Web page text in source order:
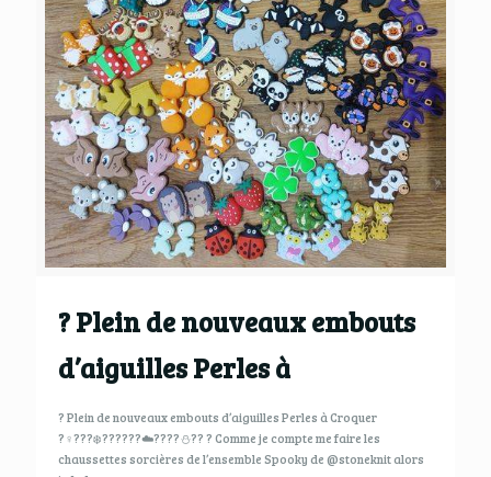
? Plein de nouveaux embouts
d’aiguilles Perles à
? Plein de nouveaux embouts d’aiguilles Perles à Croquer
?‍♀️?️??‍❄️??????☁️????⛄?? ? Comme je compte me faire les
chaussettes sorcières de l’ensemble Spooky de @stoneknit alors